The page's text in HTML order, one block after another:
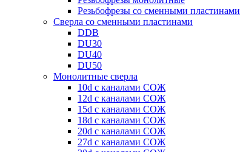
Резьбофрезы со сменными пластинами
Сверла со сменными пластинами
DDB
DU30
DU40
DU50
Монолитные сверла
10d с каналами СОЖ
12d с каналами СОЖ
15d с каналами СОЖ
18d с каналами СОЖ
20d с каналами СОЖ
27d с каналами СОЖ